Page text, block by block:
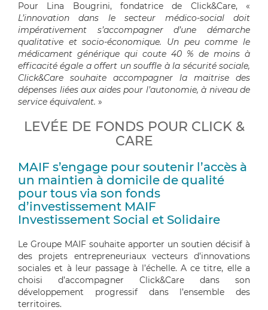
Pour Lina Bougrini, fondatrice de Click&Care, «
L’innovation dans le secteur médico-social doit
impérativement s’accompagner d’une démarche
qualitative et socio-économique. Un peu comme le
médicament générique qui coute 40 % de moins à
efficacité égale a offert un souffle à la sécurité sociale,
Click&Care souhaite accompagner la maitrise des
dépenses liées aux aides pour l’autonomie, à niveau de
service équivalent. »
LEVÉE DE FONDS POUR CLICK &
CARE
MAIF s’engage pour soutenir l’accès à
un maintien à domicile de qualité
pour tous via son fonds
d’investissement MAIF
Investissement Social et Solidaire
Le Groupe MAIF souhaite apporter un soutien décisif à
des projets entrepreneuriaux vecteurs d’innovations
sociales et à leur passage à l’échelle. A ce titre, elle a
choisi d’accompagner Click&Care dans son
développement progressif dans l’ensemble des
territoires.